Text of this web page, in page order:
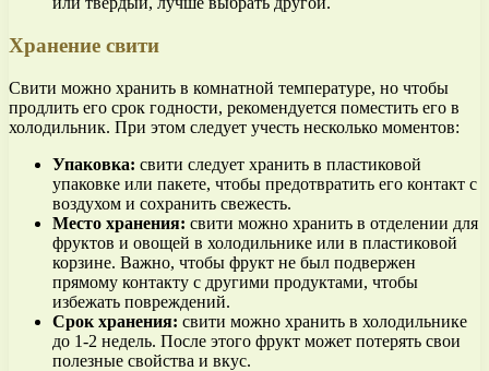
Хранение свити
Свити можно хранить в комнатной температуре, но чтобы
продлить его срок годности, рекомендуется поместить его в
холодильник. При этом следует учесть несколько моментов:
Упаковка: свити следует хранить в пластиковой
упаковке или пакете, чтобы предотвратить его контакт с
воздухом и сохранить свежесть.
Место хранения: свити можно хранить в отделении для
фруктов и овощей в холодильнике или в пластиковой
корзине. Важно, чтобы фрукт не был подвержен
прямому контакту с другими продуктами, чтобы
избежать повреждений.
Срок хранения: свити можно хранить в холодильнике
до 1-2 недель. После этого фрукт может потерять свои
полезные свойства и вкус.